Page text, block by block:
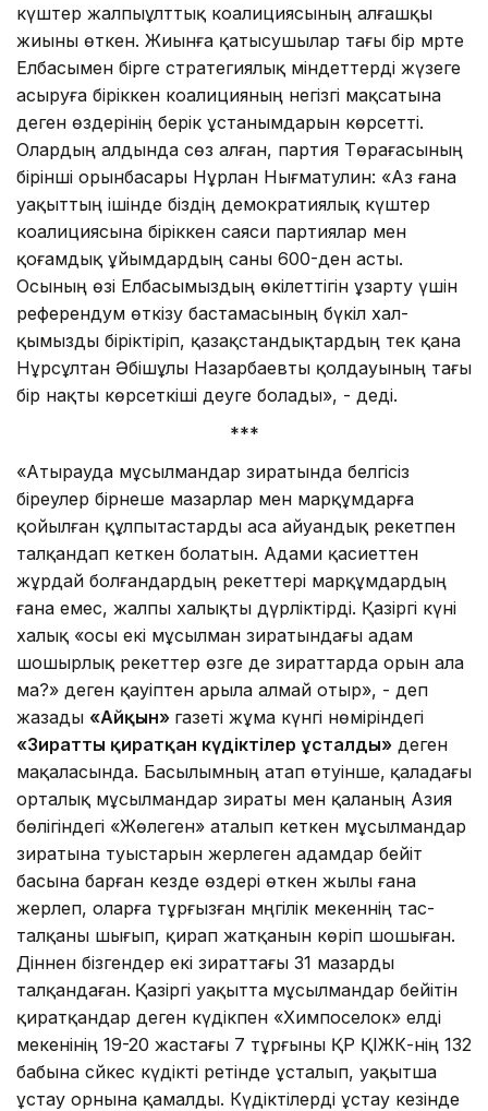
күштер жалпыұлттық коалициясының алғашқы
жиыны өткен. Жиынға қатысу­шы­лар тағы бір мәрте
Елбасы­мен бірге стратегиялық міндеттерді жүзеге
асыруға біріккен коалиция­ның негізгі мақсатына
деген өз­дерінің берік ұстаным­да­рын көр­сетті.
Олардың алдында сөз алған, партия Төрағасының
бірінші орынбасары Нұрлан Нығ­матулин: «Аз ғана
уақыттың ішінде біздің демократиялық күш­тер
коалиция­сына біріккен саяси партиялар мен
қоғамдық ұйымдардың саны 600-ден асты.
Осының өзі Елбасы­мыздың өкі­леттігін ұзарту үшін
референдум өткізу бастамасының бүкіл хал­
қымызды біріктіріп, қазақстан­дық­тардың тек қана
Нұрсұлтан Әбішұлы Назарбаевты қолдауы­ның тағы
бір нақты көрсеткіші деуге болады», - деді.
***
«Атырауда мұсылмандар зиратында белгісіз
біреулер бірнеше мазарлар мен марқұмдарға
қойылған құлпытастарды аса айуандық әрекетпен
талқандап кеткен болатын. Адами қасиеттен
жұрдай болғандардың әрекеттері марқұмдардың
ғана емес, жалпы халықты дүрліктірді. Қазіргі күні
халық «осы екі мұсылман зиратындағы адам
шошырлық әрекеттер өзге де зираттарда орын ала
ма?» деген қауіптен арыла алмай отыр», - деп
жазады «Айқын» газеті жұма күнгі нөміріндегі
«Зиратты қиратқан күдіктілер ұсталды» деген
мақаласында. Басылымның атап өтуінше, қаладағы
орталық мұсылмандар зираты мен қаланың Азия
бөлігіндегі «Жөлеген» аталып кеткен мұсылмандар
зиратына туыстарын жерлеген адамдар бейіт
басына барған кезде өздері өткен жылы ғана
жерлеп, оларға тұрғызған мәңгілік мекеннің тас-
талқаны шығып, қирап жатқанын көріп шошыған.
Діннен бізгендер екі зираттағы 31 мазарды
талқандаған. Қазіргі уақытта мұсылмандар бейітін
қиратқандар деген күдікпен «Химпоселок» елді
мекенінің 19-20 жастағы 7 тұрғыны ҚР ҚІЖК-нің 132
бабына сәйкес күдікті ретінде ұсталып, уақытша
ұстау орнына қамалды. Күдіктілерді ұстау кезінде